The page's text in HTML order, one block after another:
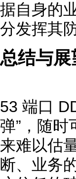
据自身的
分发挥其
总结与展
53 端口
弹”，随
来难以估
断、业务